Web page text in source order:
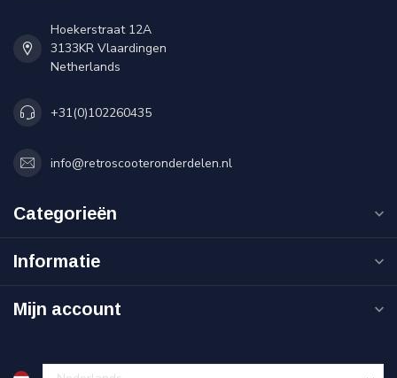
Hoekerstraat 12A
3133KR Vlaardingen
Netherlands
+31(0)102260435
info@retroscooteronderdelen.nl
Categorieën
Informatie
Mijn account